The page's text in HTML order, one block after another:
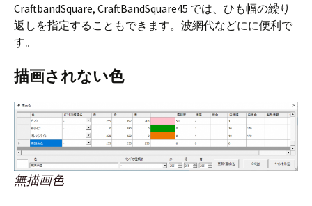
CraftbandSquare, CraftBandSquare45 では、ひも幅の繰り
返しを指定することもできます。波網代などにに便利で
す。
描画されない色
無描画色